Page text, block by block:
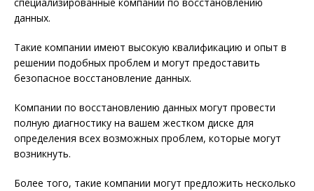
данных.
Такие компании имеют высокую квалификацию и опыт в
решении подобных проблем и могут предоставить
безопасное восстановление данных.
Компании по восстановлению данных могут провести
полную диагностику на вашем жестком диске для
определения всех возможных проблем, которые могут
возникнуть.
Более того, такие компании могут предложить несколько